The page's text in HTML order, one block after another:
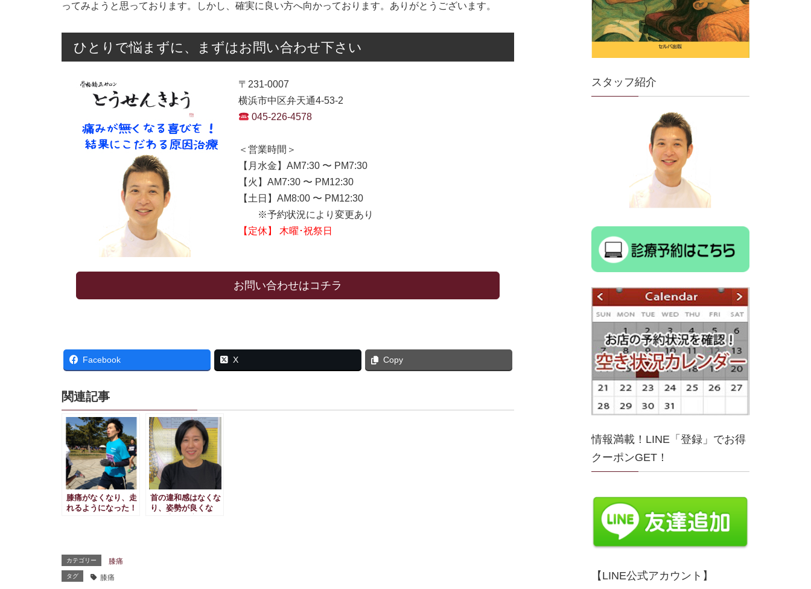
ってみようと思っております。しかし、確実に良い方へ向かっております。ありがとうございます。
ひとりで悩まずに、まずはお問い合わせ下さい
〒231-0007
横浜市中区弁天通4-53-2
045-226-4578
＜営業時間＞
【月水金】AM7:30 〜 PM7:30
【火】AM7:30 〜 PM12:30
【土日】AM8:00 〜 PM12:30
※予約状況により変更あり
【定休】 木曜･祝祭日
お問い合わせはコチラ
Facebook X Copy
関連記事
膝痛がなくなり、走
れるようになった！
首の違和感はなくな
り、姿勢が良くな
カテゴリー 膝痛
タグ 膝痛
スタッフ紹介
情報満載！LINE「登録」でお得
クーポンGET！
【LINE公式アカウント】